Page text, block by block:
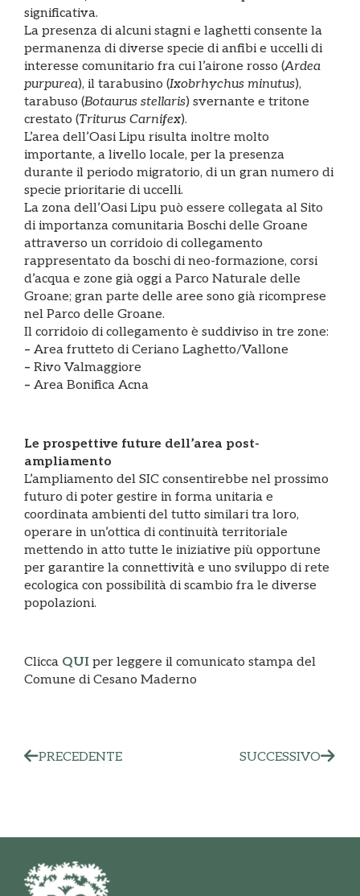
significativa.
La presenza di alcuni stagni e laghetti consente la
permanenza di diverse specie di anfibi e uccelli di
interesse comunitario fra cui l’airone rosso (Ardea
purpurea), il tarabusino (Ixobrhychus minutus),
tarabuso (Botaurus stellaris) svernante e tritone
crestato (Triturus Carnifex).
L’area dell’Oasi Lipu risulta inoltre molto
importante, a livello locale, per la presenza
durante il periodo migratorio, di un gran numero di
specie prioritarie di uccelli.
La zona dell’Oasi Lipu può essere collegata al Sito
di importanza comunitaria Boschi delle Groane
attraverso un corridoio di collegamento
rappresentato da boschi di neo-formazione, corsi
d’acqua e zone già oggi a Parco Naturale delle
Groane; gran parte delle aree sono già ricomprese
nel Parco delle Groane.
Il corridoio di collegamento è suddiviso in tre zone:
– Area frutteto di Ceriano Laghetto/Vallone
– Rivo Valmaggiore
– Area Bonifica Acna
Le prospettive future dell’area post-
ampliamento
L’ampliamento del SIC consentirebbe nel prossimo
futuro di poter gestire in forma unitaria e
coordinata ambienti del tutto similari tra loro,
operare in un’ottica di continuità territoriale
mettendo in atto tutte le iniziative più opportune
per garantire la connettività e uno sviluppo di rete
ecologica con possibilità di scambio fra le diverse
popolazioni.
Clicca QUI per leggere il comunicato stampa del
Comune di Cesano Maderno
PRECEDENTE SUCCESSIVO